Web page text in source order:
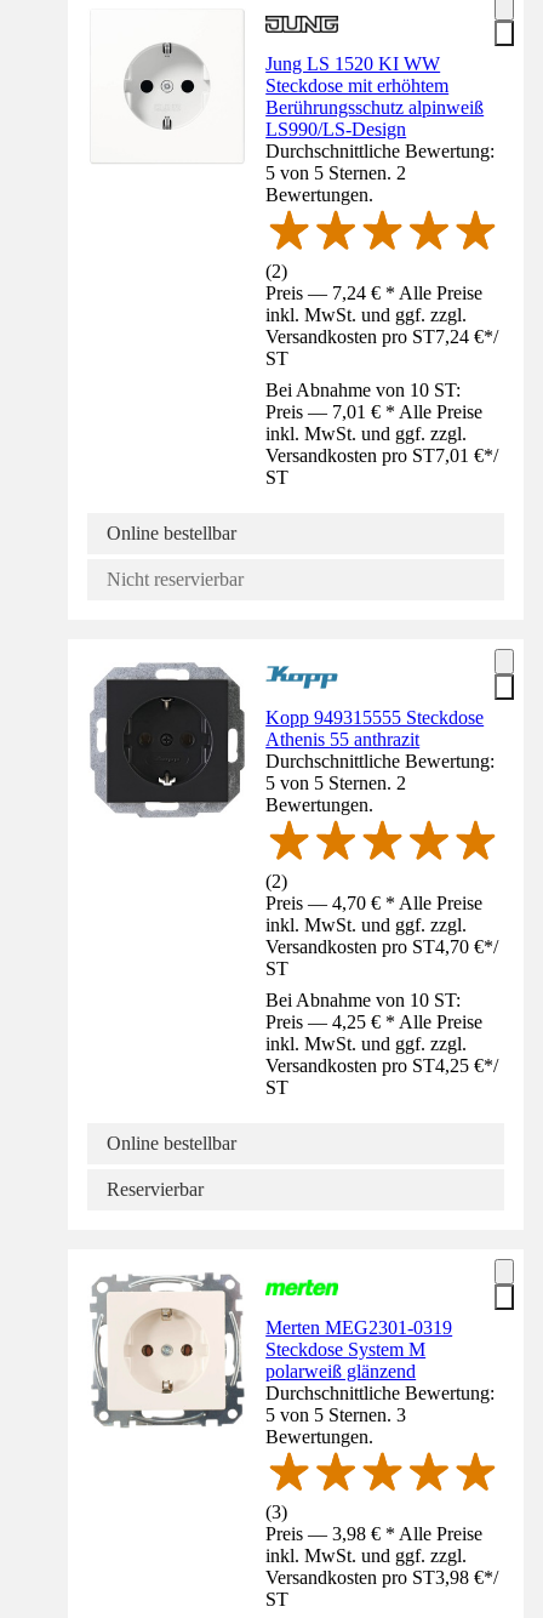
Jung LS 1520 KI WW
Steckdose mit erhöhtem
Berührungsschutz alpinweiß
LS990/LS-Design
Durchschnittliche Bewertung:
5 von 5 Sternen. 2
Bewertungen.
(2)
Preis — 7,24 € * Alle Preise
inkl. MwSt. und ggf. zzgl.
Versandkosten pro ST7,24 €*/
ST
Bei Abnahme von 10 ST:
Preis — 7,01 € * Alle Preise
inkl. MwSt. und ggf. zzgl.
Versandkosten pro ST7,01 €*/
ST
Online bestellbar
Nicht reservierbar
Kopp 949315555 Steckdose
Athenis 55 anthrazit
Durchschnittliche Bewertung:
5 von 5 Sternen. 2
Bewertungen.
(2)
Preis — 4,70 € * Alle Preise
inkl. MwSt. und ggf. zzgl.
Versandkosten pro ST4,70 €*/
ST
Bei Abnahme von 10 ST:
Preis — 4,25 € * Alle Preise
inkl. MwSt. und ggf. zzgl.
Versandkosten pro ST4,25 €*/
ST
Online bestellbar
Reservierbar
Merten MEG2301-0319
Steckdose System M
polarweiß glänzend
Durchschnittliche Bewertung:
5 von 5 Sternen. 3
Bewertungen.
(3)
Preis — 3,98 € * Alle Preise
inkl. MwSt. und ggf. zzgl.
Versandkosten pro ST3,98 €*/
ST